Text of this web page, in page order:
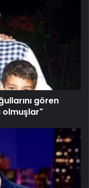
gören
olmuşlar"